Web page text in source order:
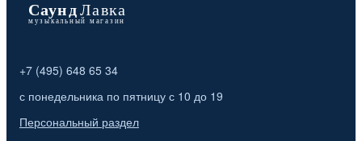
+7 (495) 648 65 34
с понедельника по пятницу с 10 до 19
Персональный раздел